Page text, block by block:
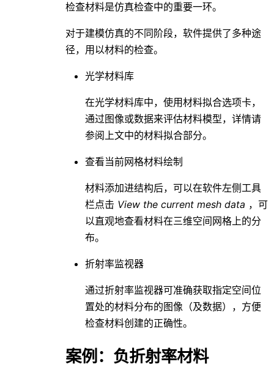
检查材料是仿真检查中的重要一环。
对于建模仿真的不同阶段，软件提供了多种途
径，用以材料的检查。
光学材料库
在光学材料库中，使用材料拟合选项卡，
通过图像或数据来评估材料模型，详情请
参阅上文中的材料拟合部分。
查看当前网格材料绘制
材料添加进结构后，可以在软件左侧工具
栏点击 View the current mesh data ，可
以直观地查看材料在三维空间网格上的分
布。
折射率监视器
通过折射率监视器可准确获取指定空间位
置处的材料分布的图像（及数据），方便
检查材料创建的正确性。
案例：负折射率材料